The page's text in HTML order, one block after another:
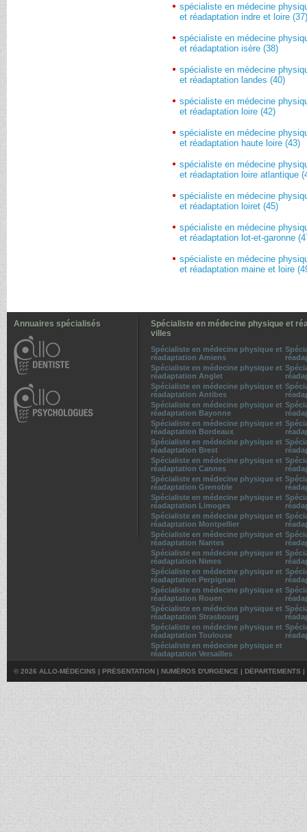
spécialiste en médecine
et réadaptation indre et loire
spécialiste en médecine
et réadaptation isère (38)
spécialiste en médecine
et réadaptation landes (40)
spécialiste en médecine
et réadaptation loire (42)
spécialiste en médecine
et réadaptation haute loire (43)
spécialiste en médecine
et réadaptation loire atlantique
spécialiste en médecine
et réadaptation loiret (45)
spécialiste en médecine
et réadaptation lot-et-garonne
spécialiste en médecine
et réadaptation maine et loire
Annuaires spécialisés
Spécialiste en médecine physique et
villes
Spécialiste en médecine physique et
réadaptation Amiens
Spécialiste en médecine physique et
réadaptation Anglet
Spécialiste en médecine physique et
réadaptation Antibes
Spécialiste en médecine physique et
réadaptation Bayonne
Spécialiste en médecine physique et
réadaptation Bordeaux
Spécialiste en médecine physique et
réadaptation Brest
Spécialiste en médecine physique et
réadaptation Cannes
Spécialiste en médecine physique et
réadaptation Grenoble
Spécialiste en médecine physique et
réadaptation Limoges
Spécialiste en médecine physique et
réadaptation Montpellier
Spécialiste en médecine physique et
réadaptation Nantes
Spécialiste en médecine physique et
réadaptation Nimes
Spécialiste en médecine physique et
réadaptation Perpignan
Spécialiste en médecine physique et
réadaptation Rouen
Spécialiste en médecine physique et
réadaptation Strasbourg
Spécialiste en médecine physique et
réadaptation Toulouse
Spécialiste en médecine physique et
réadaptation Versailles
© 2026 ALLO-MÉDECINS | PRÉSENTATION | NUMÉROS D'URGENCE | DÉPARTEMENTS |